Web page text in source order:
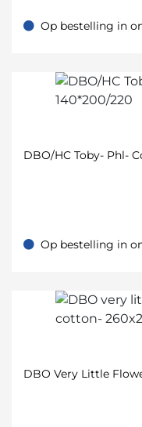
Op bestelling in onze
Op bestelling in
DBO/HC Toby- Phl-
Op bestelling in onze
Op bestelling in
DBO Very Little